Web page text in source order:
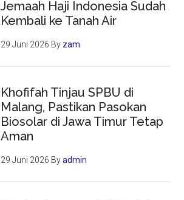
Jemaah Haji Indonesia Sudah
Kembali ke Tanah Air
29 Juni 2026 By zam
Khofifah Tinjau SPBU di
Malang, Pastikan Pasokan
Biosolar di Jawa Timur Tetap
Aman
29 Juni 2026 Byadmin